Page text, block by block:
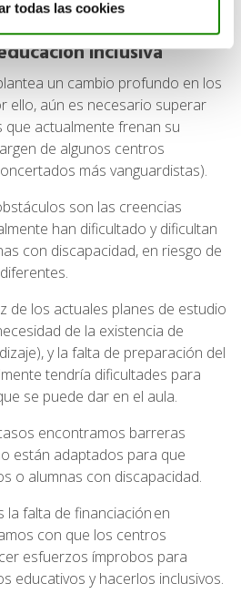
todas las cookies
los ámbitos sociales y laborales.
inclusiva
un cambio profundo en los
ello, aún es necesario superar
actualmente frenan su
de algunos centros
más vanguardistas).
son las creencias
han dificultado y dificultan
con discapacidad, en riesgo de
de los actuales planes de estudio
de la existencia de
y la falta de preparación del
tendría dificultades para
se puede dar en el aula.
encontramos barreras
están adaptados para que
o alumnas con discapacidad.
falta de financiación en
con que los centros
esfuerzos ímprobos para
educativos y hacerlos inclusivos.